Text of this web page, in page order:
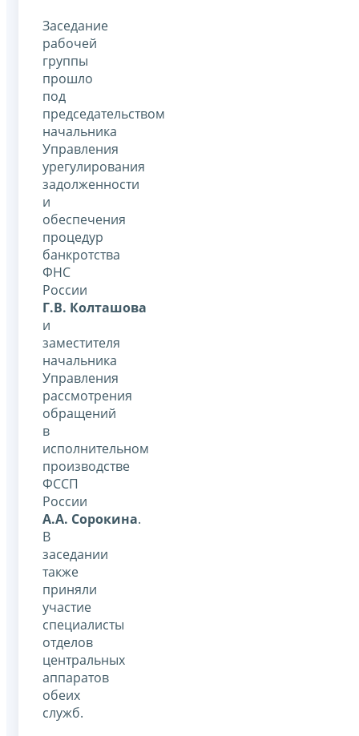
Заседание
рабочей
группы
прошло
под
председательством
начальника
Управления
урегулирования
задолженности
и
обеспечения
процедур
банкротства
ФНС
России
Г.В. Колташова
и
заместителя
начальника
Управления
рассмотрения
обращений
в
исполнительном
производстве
ФССП
России
А.А. Сорокина.
В
заседании
также
приняли
участие
специалисты
отделов
центральных
аппаратов
обеих
служб.